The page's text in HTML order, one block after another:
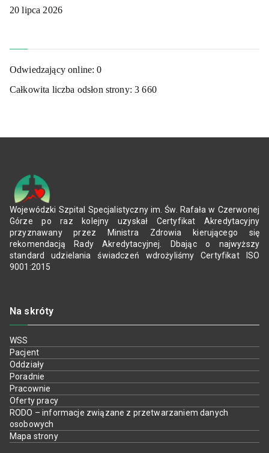
20 lipca 2026
Odwiedzający online:0
Całkowita liczba odsłon strony:3 660
Wojewódzki Szpital Specjalistyczny im. Św. Rafała w Czerwonej
Górze po raz kolejny uzyskał Certyfikat Akredytacyjny
przyznawany przez Ministra Zdrowia kierującego się
rekomendacją Rady Akredytacyjnej. Dbając o najwyższy
standard udzielania świadczeń wdrożyliśmy Certyfikat ISO
9001:2015
Na skróty
WSS
Pacjent
Oddziały
Poradnie
Pracownie
Oferty pracy
RODO – informacje związane z przetwarzaniem danych
osobowych
Mapa strony